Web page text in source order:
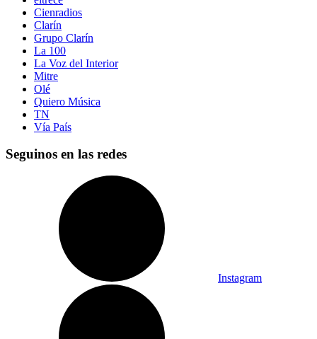
Cienradios
Clarín
Grupo Clarín
La 100
La Voz del Interior
Mitre
Olé
Quiero Música
TN
Vía País
Seguinos en las redes
Instagram